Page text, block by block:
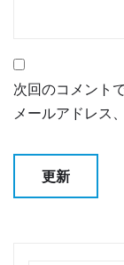
次回のコメント
メールアドレス